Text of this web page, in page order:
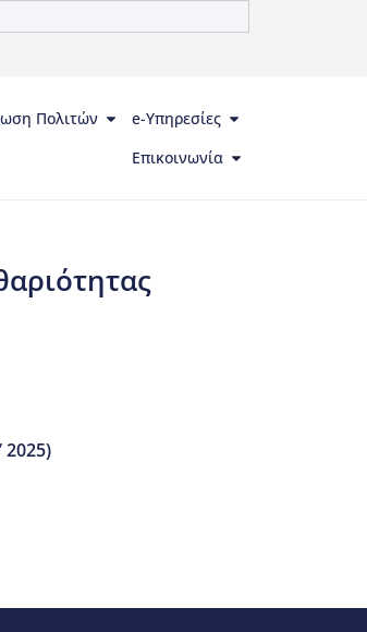
Πολιτών
e-Υπηρεσίες
Επικοινωνία